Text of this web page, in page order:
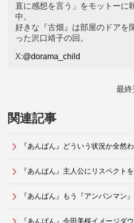
直に感想を言う」をモットーに
中。
好きな『古畑』は部屋のドアを
った沢口靖子の回。
X:@dorama_child
最終
関連記事
『あんぱん』どういう状況か全然
『あんぱん』主人公にリスペクト
『あんぱん』もう『アンパンマン
『あんぱん』今田美桜イメージダ